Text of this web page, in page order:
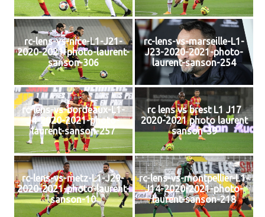
rc-lens-vs-nice-L1-J21-
2020-2021-photo-laurent-
sanson-306
rc-lens-vs-marseille-L1-
J23-2020-2021-photo-
laurent-sanson-254
rc-lens-vs-bordeaux-L1-
J4-2020-2021-photo-
laurent-sanson-257
rc lens vs brest L1 J17
2020-2021 photo laurent
sanson-39
rc-lens-vs-metz-L1-J29-
2020-2021-photo-laurent-
sanson-10
rc-lens-vs-montpellier-L1-
J14-2020-2021-photo-
laurent-sanson-218